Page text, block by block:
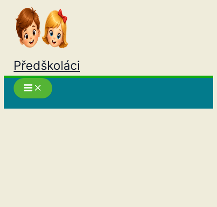
Přeskočit
obsah
Předškoláci